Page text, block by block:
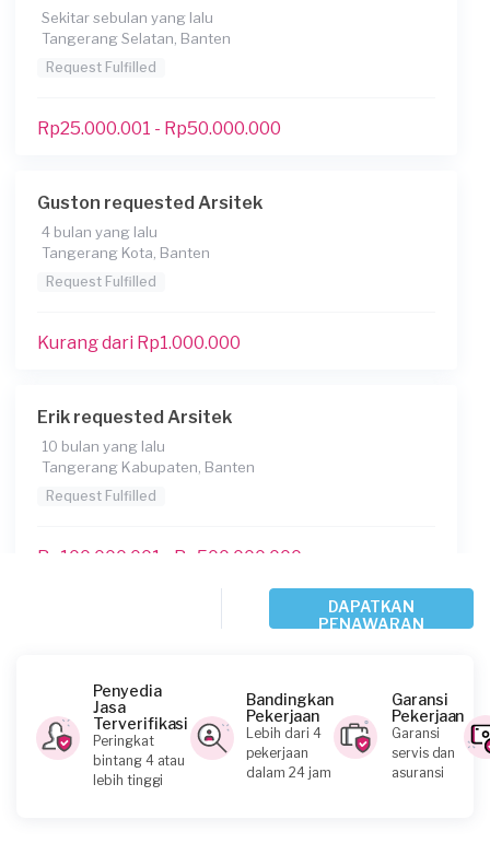
Informasi tambahan
konsultasi desa** *********
Rp5.000.001 - Rp10.000.000
Konsumen ini menggunakan
Sekitar sebulan yang lalu
Tangerang Selatan, Banten
Request Fulfilled
Rp25.000.001 - Rp50.000.000
Guston requested Arsitek
4 bulan yang lalu
Tangerang Kota, Banten
Request Fulfilled
Kurang dari Rp1.000.000
Erik requested Arsitek
10 bulan yang lalu
Tangerang Kabupaten, Banten
Request Fulfilled
Rp100.000.001 - Rp500.000.000
10 bulan yang lalu
Tangerang Selatan, Banten
Request Fulfilled
DAPATKAN
PENAWARAN
Penyedia
Jasa
Terverifikasi
Peringkat
bintang 4 atau
lebih tinggi
Bandingkan
Pekerjaan
Lebih dari 4
pekerjaan
dalam 24 jam
Garansi
Pekerjaan
Garansi
servis dan
asuransi